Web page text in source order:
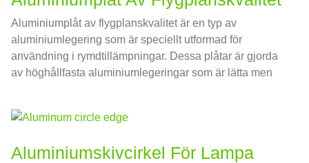
Aluminiumplåt av flygplanskvalitet är en typ av
aluminiumlegering som är speciellt utformad för
användning i rymdtillämpningar. Dessa plåtar är gjorda
av höghållfasta aluminiumlegeringar som är lätta men
Aluminiumskivcirkel För Lampa